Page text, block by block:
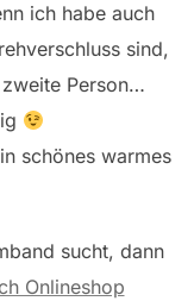
ich habe auch
sind,
Person…
schönes warmes
sucht, dann
Onlineshop